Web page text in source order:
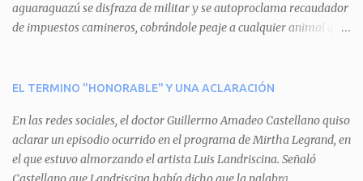
i
o
aguaraguazú se disfraza de militar y se autoproclama recaudador
de impuestos camineros, cobrándole peaje a cualquier animal que
aguará le provoca. De igual manera pasa con Tatú, el armadillo.
del aguará y pasa sin pagar. Por último, Tui, la cotorra, deja
expuesta la mentira del aguará y arenga a los otros tres
personajes a unirse para enfrentarlo. Finalmente, terminan por
EL TERMINO "HONORABLE" Y UNA ACLARACIÓN
En las redes sociales, el doctor Guillermo Amadeo Castellano quiso
aclarar un episodio ocurrido en el programa de Mirtha Legrand, en
el que estuvo almorzando el artista Luis Landriscina. Señaló